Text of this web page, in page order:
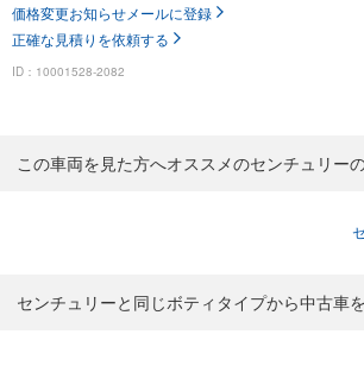
価格変更お知らせメールに登録
正確な見積りを依頼する
ID：10001528-2082
この車両を見た方へオススメのセンチュリー
センチュリーと同じボティタイプから中古車